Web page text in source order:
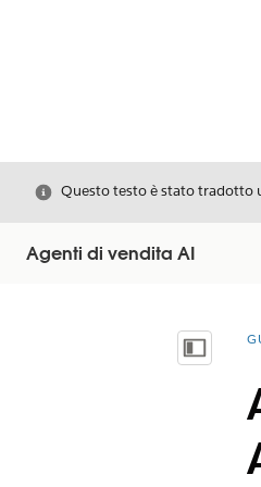
Chiudi
Questo testo è stato tradotto
Agenti di vendita AI
Mostra